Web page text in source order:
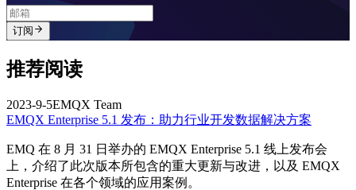
订阅
推荐阅读
2023-9-5EMQX Team
EMQX Enterprise 5.1 发布：助力行业开发数据解决方案
EMQ 在 8 月 31 日举办的 EMQX Enterprise 5.1 线上发布会
上，介绍了此次版本所包含的重大更新与改进，以及 EMQX
Enterprise 在各个领域的应用案例。